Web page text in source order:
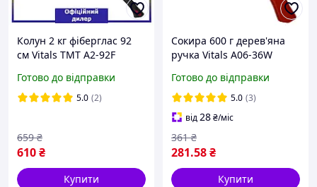
Колун 2 кг фіберглас 92
см Vitals TMT A2-92F
дому та дачі
Готово до відправки
5.0 (2)
610₴
659 ₴
Купити
Сокира 600 г дерев'яна
ручка Vitals A06-36W
Готово до відправки
5.0 (3)
від28₴/міс
281.58₴
361 ₴
Купити